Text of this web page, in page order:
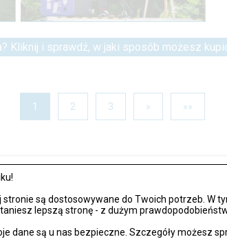
stronie są dostosowywane do Twoich potrzeb. W
lepszą stronę - z dużym
dane są u nas bezpieczne. Szczegóły możesz
Kliknij i sprawdź, w jaki sposób możesz
1 2 3 » »»
ANDRZEJ CHYRA AKTORZY MIASTO